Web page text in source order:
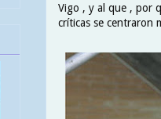
Vigo , y al que , por
críticas se centraron